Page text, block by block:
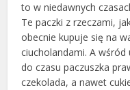
to w niedawnych
Te paczki z rzeczami,
obecnie kupuje się na
ciucholandami. A
do czasu paczuszka
czekolada, a nawet